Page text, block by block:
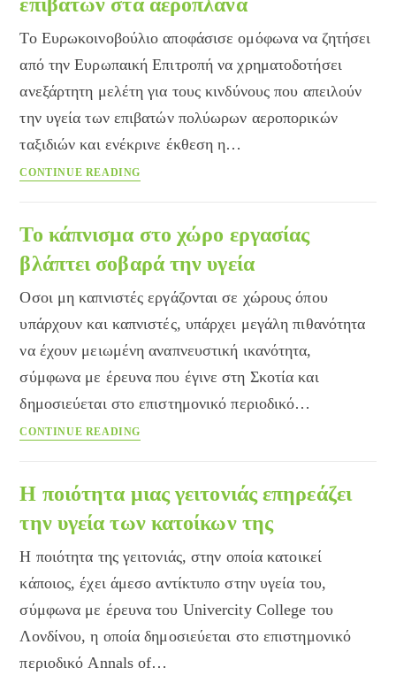
την
Υγεία
το
2004
Το Ευρωκοινοβούλιο αποφάσισε ομόφωνα να ζητήσει
από την Ευρωπαική Επιτροπή να χρηματοδοτήσει
ανεξάρτητη μελέτη για τους κινδύνους που απειλούν
την υγεία των επιβατών πολύωρων αεροπορικών
ταξιδιών και ενέκρινε έκθεση η…
CONTINUE READING
την
των
επιβατών
στα
αεροπλάνα
Το κάπνισμα στο χώρο εργασίας
βλάπτει σοβαρά την υγεία
Οσοι μη καπνιστές εργάζονται σε χώρους όπου
υπάρχουν και καπνιστές, υπάρχει μεγάλη πιθανότητα
να έχουν μειωμένη αναπνευστική ικανότητα,
σύμφωνα με έρευνα που έγινε στη Σκοτία και
δημοσιεύεται στο επιστημονικό περιοδικό…
CONTINUE READING
εργασίας
βλάπτει
σοβαρά
υγεία
Η ποιότητα μιας γειτονιάς επηρεάζει
την υγεία των κατοίκων της
Η ποιότητα της γειτονιάς, στην οποία κατοικεί
κάποιος, έχει άμεσο αντίκτυπο στην υγεία του,
σύμφωνα με έρευνα του Univercity College του
Λονδίνου, η οποία δημοσιεύεται στο επιστημονικό
περιοδικό Annals of…